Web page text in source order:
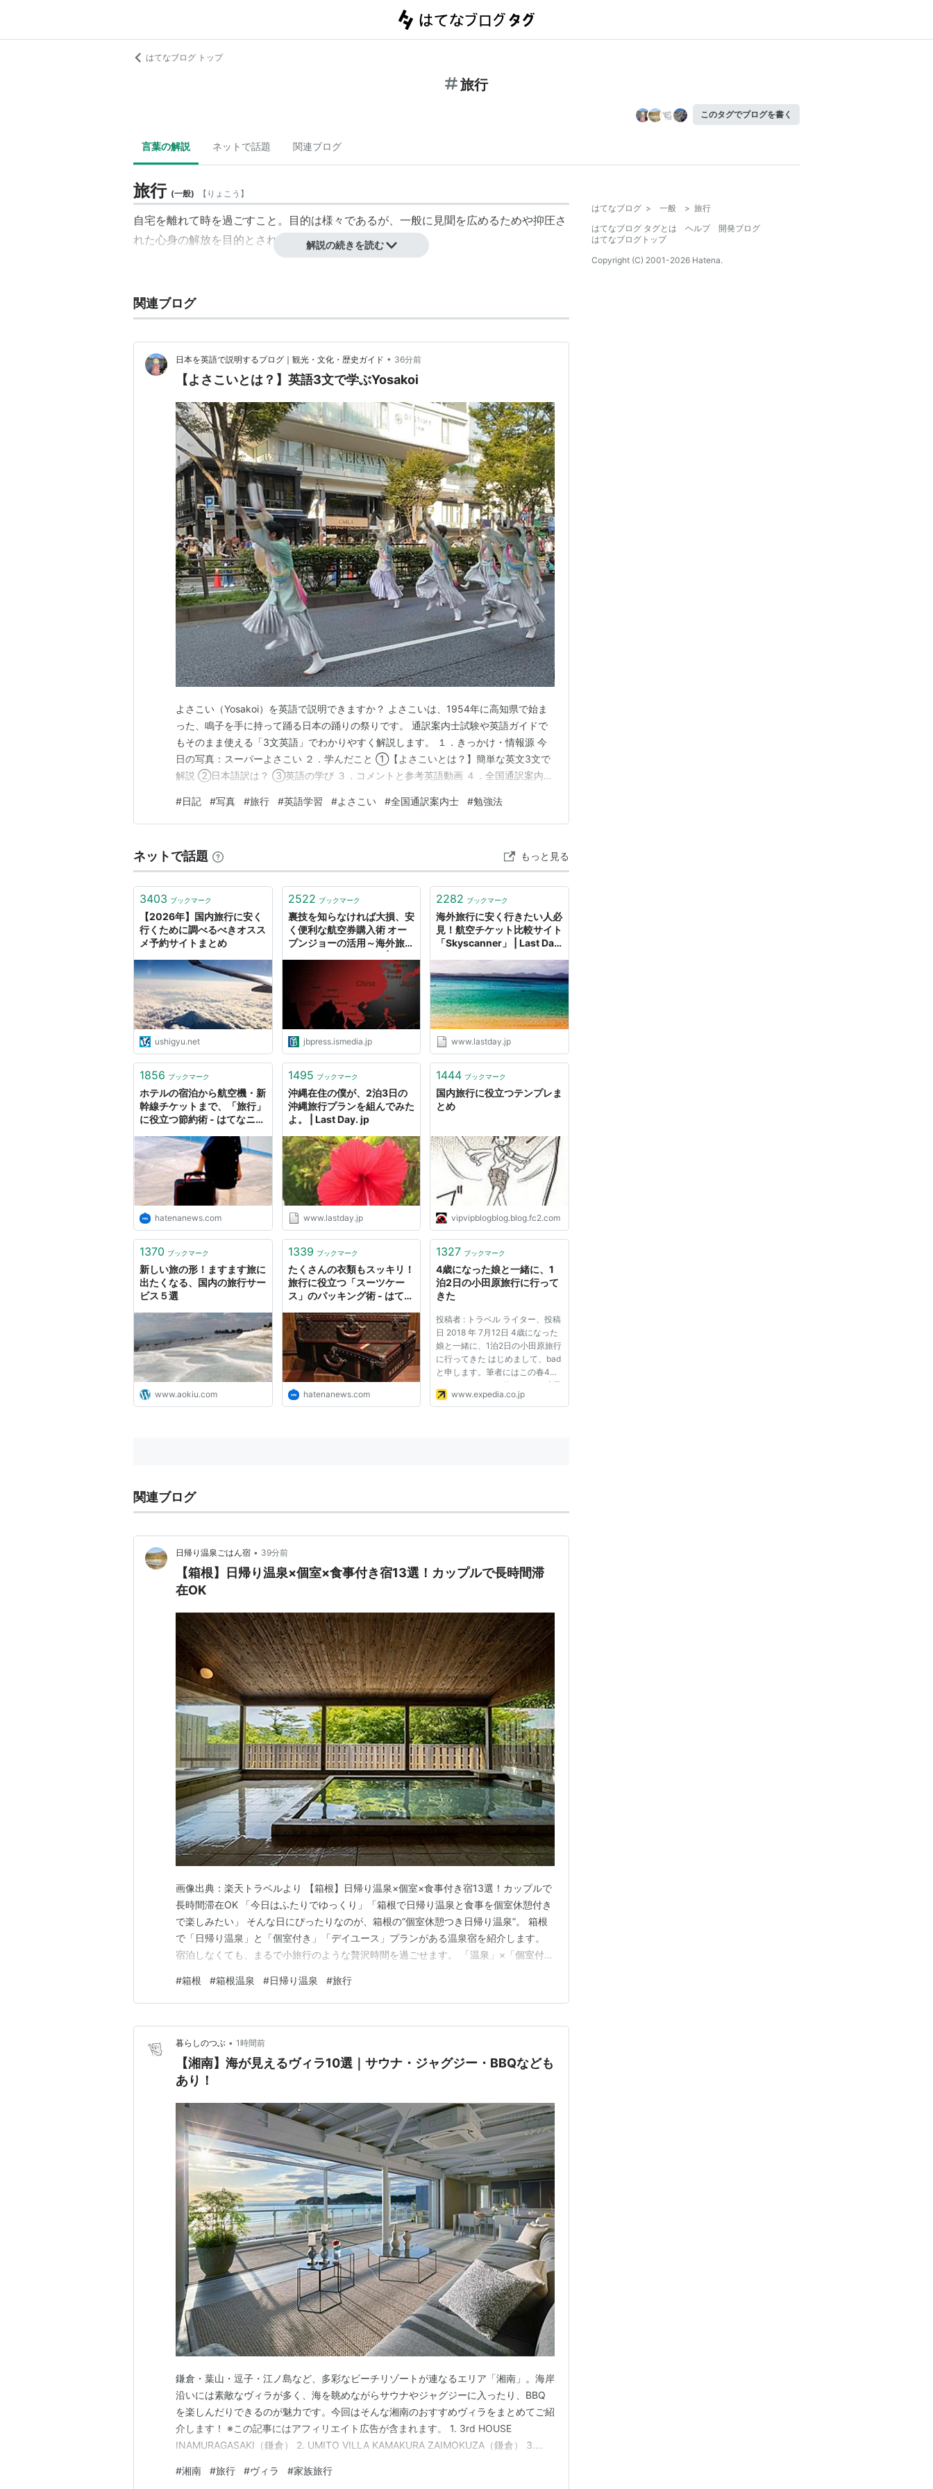
はてなブログ トップ
旅行
このタグでブログを書く
言葉の解説 ネットで話題 関連ブログ
旅行 (一般) 【 りょこう 】
自宅を離れて時を過ごすこと。目的は様々であるが、一般に見聞を広めるためや抑圧さ
れた心身の解放を目的とされる。
解説の続きを読む
関連ブログ
日本を英語で説明するブログ｜観光・文化・歴史ガイド • 36分前
【よさこいとは？】英語3文で学ぶYosakoi
よさこい（Yosakoi）を英語で説明できますか？ よさこいは、1954年に高知県で始ま
った、鳴子を手に持って踊る日本の踊りの祭りです。 通訳案内士試験や英語ガイドで
もそのまま使える「3文英語」でわかりやすく解説します。 １．きっかけ・情報源 今
日の写真：スーパーよさこい ２．学んだこと ①【よさこいとは？】簡単な英文3文で
解説 ②日本語訳は？ ③英語の学び ３．コメントと参考英語動画 ４．全国通訳案内士
元にある写真や本から日本を英語と一緒に学んでいきます。 今回の写真は、スーパー
よさこい。 表参道で毎年8月末に…
#日記 #写真 #旅行 #英語学習 #よさこい #全国通訳案内士 #勉強法
ネットで話題 もっと見る
3403 ブックマーク
【2026年】国内旅行に安く
行くために調べるべきオスス
メ予約サイトまとめ
ushigyu.net
2522 ブックマーク
裏技を知らなければ大損、安
く便利な航空券購入術 オー
プンジョーの活用～海外旅行
JBpress (ジェイビープレ
jbpress.ismedia.jp
2282 ブックマーク
海外旅行に安く行きたい人必
見！航空チケット比較サイト
「Skyscanner」 | Last Day.
www.lastday.jp
1856 ブックマーク
ホテルの宿泊から航空機・新
幹線チケットまで、「旅行」
に役立つ節約術 - はてなニュ
hatenanews.com
1495 ブックマーク
沖縄在住の僕が、2泊3日の
沖縄旅行プランを組んでみた
よ。 | Last Day. jp
www.lastday.jp
1444 ブックマーク
国内旅行に役立つテンプレま
とめ
vipvipblogblog.blog.fc2.com
1370 ブックマーク
新しい旅の形！ますます旅に
出たくなる、国内の旅行サー
ビス５選
www.aokiu.com
1339 ブックマーク
たくさんの衣類もスッキリ！
旅行に役立つ「スーツケー
ス」のパッキング術 - はてな
hatenanews.com
1327 ブックマーク
4歳になった娘と一緒に、1
泊2日の小田原旅行に行って
きた
投稿者 : トラベル ライター、投稿
日 2018 年 7月12日 4歳になった
娘と一緒に、1泊2日の小田原旅行
に行ってきた はじめまして、bad
と申します。筆者にはこの春4歳
になったばかりの娘がおり、成長
の記録をブログにつづっていま
www.expedia.co.jp
関連ブログ
日帰り温泉ごはん宿 • 39分前
【箱根】日帰り温泉×個室×食事付き宿13選！カップルで長時間滞
在OK
画像出典：楽天トラベルより 【箱根】日帰り温泉×個室×食事付き宿13選！カップルで
長時間滞在OK 「今日はふたりでゆっくり」「箱根で日帰り温泉と食事を個室休憩付き
で楽しみたい」 そんな日にぴったりなのが、箱根の“個室休憩つき日帰り温泉”。 箱根
で「日帰り温泉」と「個室付き」「デイユース」プランがある温泉宿を紹介します。
宿泊しなくても、まるで小旅行のような贅沢時間を過ごせます。 「温泉」×「個室付
高いおすすめプランを紹介します。 この記事では 日帰り温泉が【個室付き】で楽しめ
る宿 日帰り温泉と【個室付き】【食事付き…
#箱根 #箱根温泉 #日帰り温泉 #旅行
暮らしのつぶ • 1時間前
【湘南】海が見えるヴィラ10選｜サウナ・ジャグジー・BBQなども
あり！
鎌倉・葉山・逗子・江ノ島など、多彩なビーチリゾートが連なるエリア「湘南」。海岸
沿いには素敵なヴィラが多く、海を眺めながらサウナやジャグジーに入ったり、BBQ
を楽しんだりできるのが魅力です。今回はそんな湘南のおすすめヴィラをまとめてご紹
介します！ ※この記事にはアフィリエイト広告が含まれます。 1. 3rd HOUSE
INAMURAGASAKI（鎌倉） 2. UMITO VILLA KAMAKURA ZAIMOKUZA（鎌倉） 3.
on the beach（葉山）…
#湘南 #旅行 #ヴィラ #家族旅行
はてなブログ > 一般 > 旅行
はてなブログ タグとは
ヘルプ
開発ブログ
はてなブログトップ
Copyright (C) 2001-2026 Hatena.